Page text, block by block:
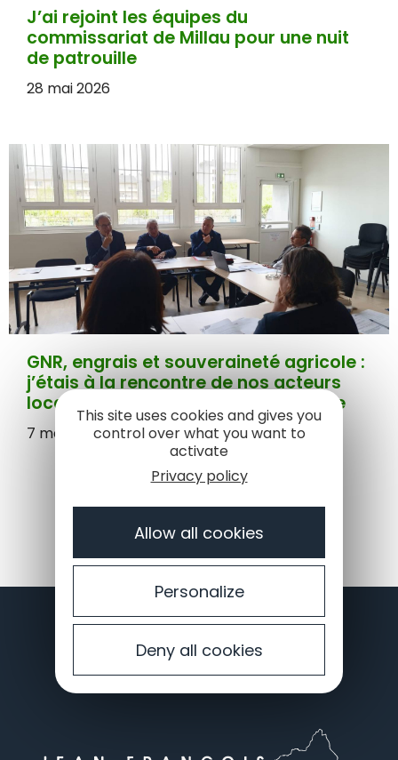
J’ai rejoint les équipes du
commissariat de Millau pour une nuit
de patrouille
28 mai 2026
GNR, engrais et souveraineté agricole :
j’étais à la rencontre de nos acteurs
locaux avant le débat parlementaire
7 mai 2026
Je veux rester informé 👉
JE M'INSCRIS À LA NEWSLETTER
This site uses cookies and gives you
control over what you want to
activate
Privacy policy
Allow all cookies
Personalize
Deny all cookies